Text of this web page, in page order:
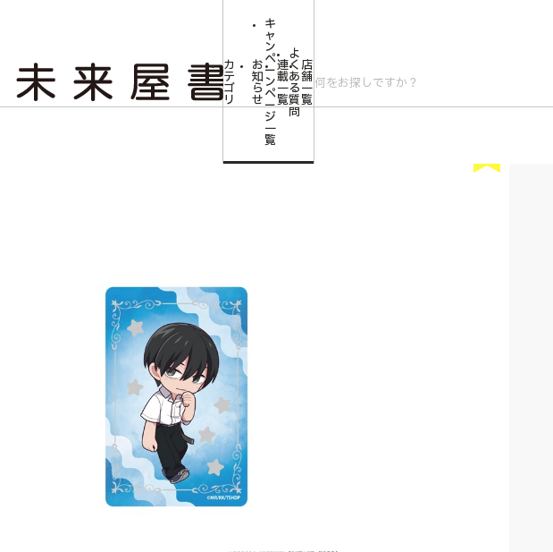
カ
テ
ゴ
リ
お
知
ら
せ
キ
ャ
ン
ペ
ー
ン
ペ
ー
ジ
一
覧
連
載
一
覧
よ
く
あ
る
質
問
店
舗
一
覧
【光が死んだ夏】箔押しアクリルカード 辻中佳紀